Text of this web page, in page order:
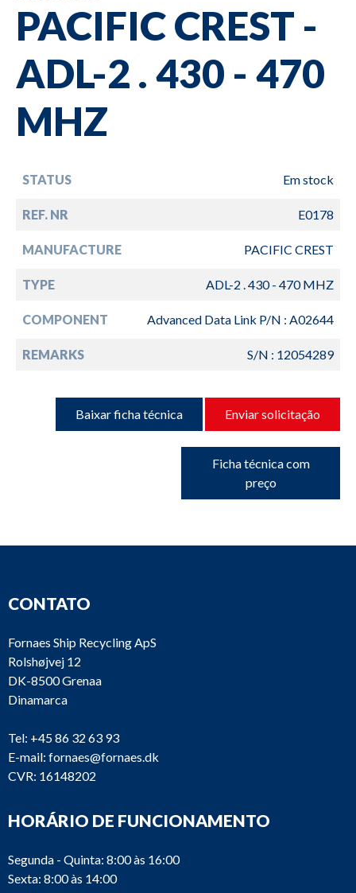
PACIFIC CREST -
ADL-2 . 430 - 470
MHZ
STATUS Em stock
REF. NR E0178
MANUFACTURE PACIFIC CREST
TYPE ADL-2 . 430 - 470 MHZ
COMPONENT Advanced Data Link P/N : A02644
REMARKS S/N : 12054289
Baixar ficha técnica Enviar solicitação
Ficha técnica com
preço
CONTATO
Fornaes Ship Recycling ApS
Rolshøjvej 12
DK-8500 Grenaa
Dinamarca
Tel: +45 86 32 63 93
E-mail: fornaes@fornaes.dk
CVR: 16148202
HORÁRIO DE FUNCIONAMENTO
Segunda - Quinta: 8:00 às 16:00
Sexta: 8:00 às 14:00